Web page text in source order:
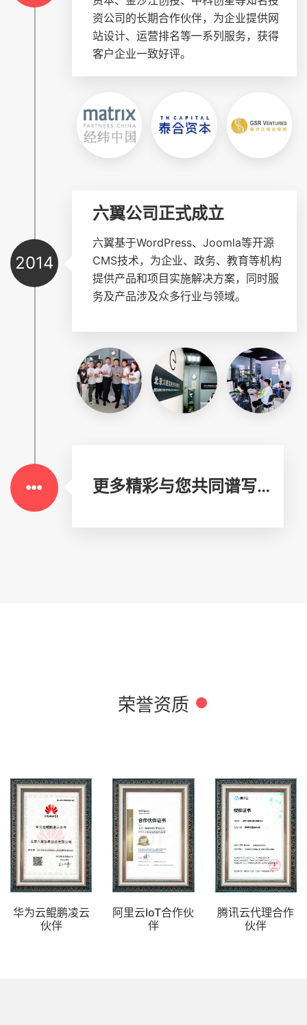
更多精彩与您共同谱写…
2014
六翼公司正式成立
六翼基于WordPress、Joomla等开源
CMS技术，为企业、政务、教育等机构
提供产品和项目实施解决方案，同时服
务及产品涉及众多行业与领域。
资公司的长期合作伙伴，为企业提供网
站设计、运营排名等一系列服务，获得
客户企业一致好评。
荣誉资质
华为云鲲鹏凌云
伙伴
阿里云IoT合作伙
伴
腾讯云代理合作
伙伴